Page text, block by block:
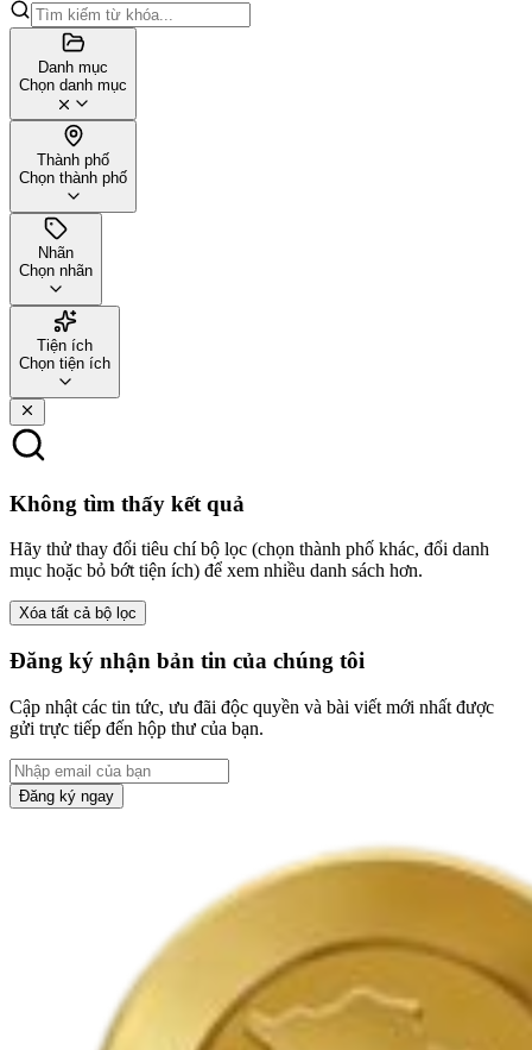
Danh mục
Chọn danh mục
Thành phố
Chọn thành phố
Nhãn
Chọn nhãn
Tiện ích
Chọn tiện ích
Không tìm thấy kết quả
Hãy thử thay đổi tiêu chí bộ lọc (chọn thành phố khác, đổi danh
mục hoặc bỏ bớt tiện ích) để xem nhiều danh sách hơn.
Xóa tất cả bộ lọc
Đăng ký nhận bản tin của chúng tôi
Cập nhật các tin tức, ưu đãi độc quyền và bài viết mới nhất được
gửi trực tiếp đến hộp thư của bạn.
Đăng ký ngay